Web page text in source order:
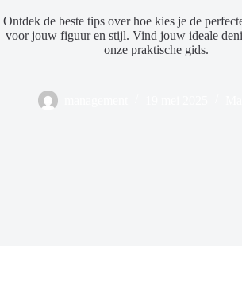
Ontdek de beste tips over hoe kies je de
voor jouw figuur en stijl. Vind jouw ideale
onze praktische gids.